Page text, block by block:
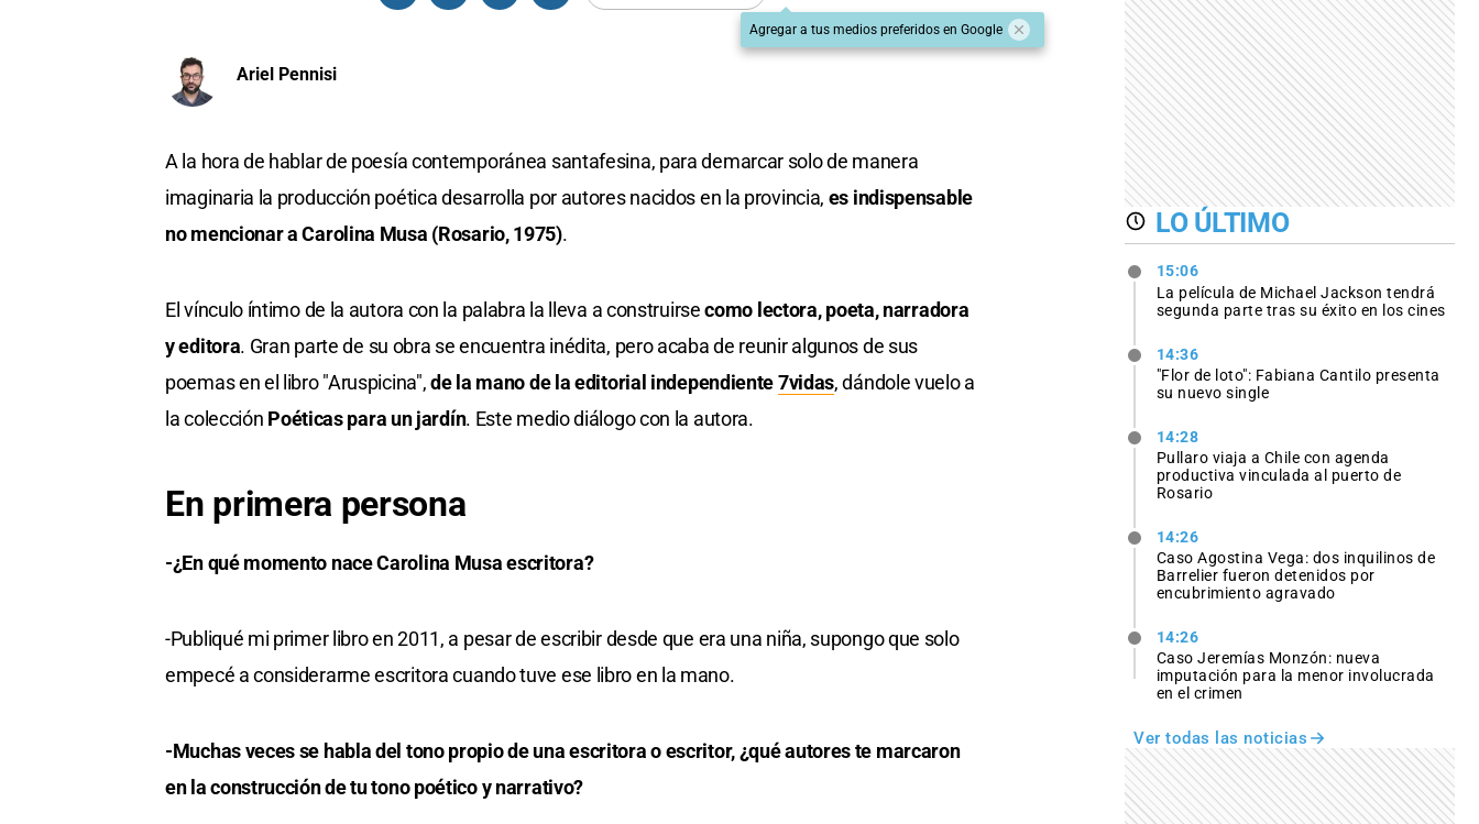
Agregar a tus medios preferidos en Google
Ariel Pennisi
A la hora de hablar de poesía contemporánea santafesina, para demarcar solo de manera
imaginaria la producción poética desarrolla por autores nacidos en la provincia, es indispensable
no mencionar a Carolina Musa (Rosario, 1975).
El vínculo íntimo de la autora con la palabra la lleva a construirsecomo lectora, poeta, narradora
y editora. Gran parte de su obra se encuentra inédita, pero acaba de reunir algunos de sus
poemas en el libro "Aruspicina",de la mano de la editorial independiente7vidas, dándole vuelo a
la colección Poéticas para un jardín. Este medio diálogo con la autora.
En primera persona
-¿En qué momento nace Carolina Musa escritora?
-Publiqué mi primer libro en 2011, a pesar de escribir desde que era una niña, supongo que solo
empecé a considerarme escritora cuando tuve ese libro en la mano.
-Muchas veces se habla del tono propio de una escritora o escritor, ¿qué autores te marcaron
en la construcción de tu tono poético y narrativo?
LO ÚLTIMO
15:06
La película de Michael Jackson tendrá
segunda parte tras su éxito en los cines
14:36
"Flor de loto": Fabiana Cantilo presenta
su nuevo single
14:28
Pullaro viaja a Chile con agenda
productiva vinculada al puerto de
Rosario
14:26
Caso Agostina Vega: dos inquilinos de
Barrelier fueron detenidos por
encubrimiento agravado
14:26
Caso Jeremías Monzón: nueva
imputación para la menor involucrada
en el crimen
Ver todas las noticias